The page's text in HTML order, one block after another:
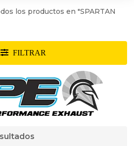
los productos en "SPARTAN